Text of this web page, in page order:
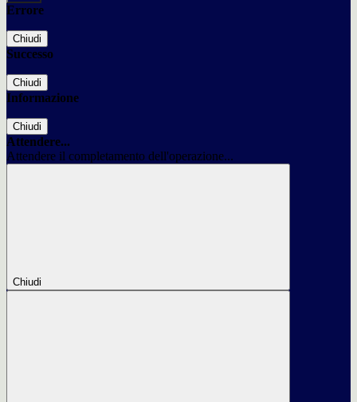
Errore
Chiudi
Successo
Chiudi
Informazione
Chiudi
Attendere...
Attendere il completamento dell'operazione...
Chiudi